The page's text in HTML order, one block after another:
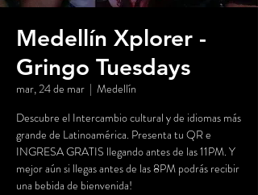
Medellín Xplorer -
Gringo Tuesdays
mar, 24 de mar
  |
Medellín
Descubre el Intercambio cultural y de idiomas más
grande de Latinoamérica. Presenta tu QR e
INGRESA GRATIS llegando antes de las 11PM. Y
mejor aún si llegas antes de las 8PM podrás recibir
una bebida de bienvenida!